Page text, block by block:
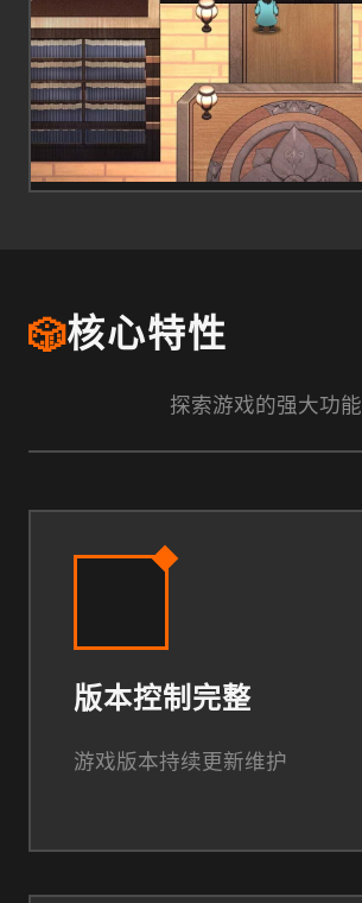
🎲核心特性
探索游戏的强大功能
版本控制完整
游戏版本持续更新维护